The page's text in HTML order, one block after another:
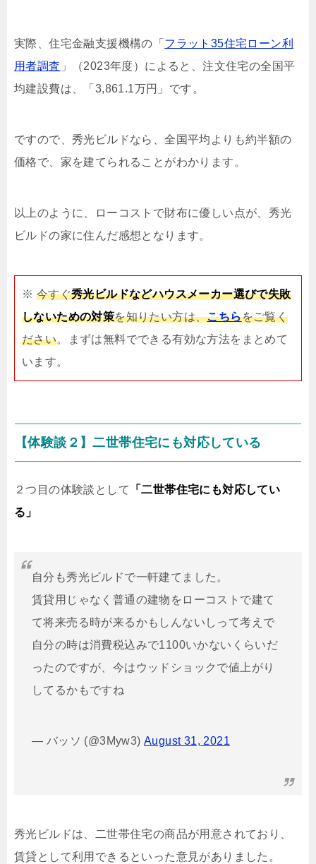
実際、住宅金融支援機構の「 フラット35住宅ローン利
用者調査 」（2023年度）によると、注文住宅の全国平
均建設費は、「3,861.1万円」です。
ですので、秀光ビルドなら、全国平均よりも約半額の
価格で、家を建てられることがわかります。
以上のように、ローコストで財布に優しい点が、秀光
ビルドの家に住んだ感想となります。
※ 今すぐ秀光ビルドなどハウスメーカー選びで失敗
しないための対策を知りたい方は、こちらをご覧く
ださい。まずは無料でできる有効な方法をまとめて
います。
【体験談２】二世帯住宅にも対応している
２つ目の体験談として
「二世帯住宅にも対応してい
る」
自分も秀光ビルドで一軒建てました。
賃貸用じゃなく普通の建物をローコストで建て
て将来売る時が来るかもしんないしって考えで
自分の時は消費税込みで1100いかないくらいだ
ったのですが、今はウッドショックで値上がり
してるかもですね
— バッソ (@3Myw3) August 31, 2021
秀光ビルドは、二世帯住宅の商品が用意されており、
賃貸として利用できるといった意見がありました。